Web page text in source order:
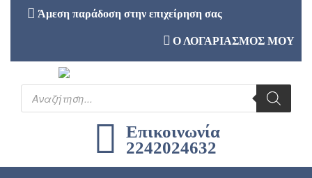
Άμεση παράδοση στην επιχείρηση σας
Ο ΛΟΓΑΡΙΑΣΜΟΣ ΜΟΥ
Επικοινωνία
2242024632